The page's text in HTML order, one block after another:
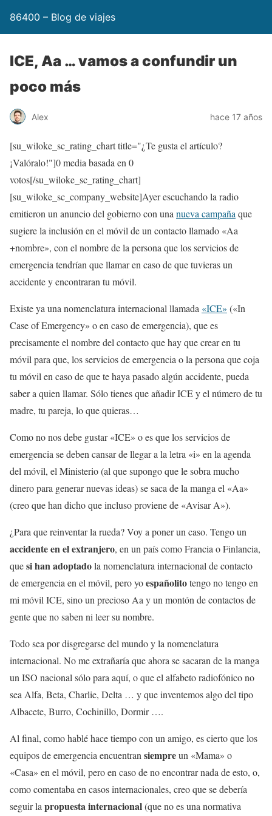
86400 – Blog de viajes
ICE, Aa … vamos a confundir un
poco más
Alex hace 17 años
[su_wiloke_sc_rating_chart title="¿Te gusta el artículo?
¡Valóralo!"]0media basada en 0
votos[/su_wiloke_sc_rating_chart]
[su_wiloke_sc_company_website]Ayer escuchando la radio
emitieron un anuncio del gobierno con una nueva campaña que
sugiere la inclusión en el móvil de un contacto llamado «Aa
+nombre», con el nombre de la persona que los servicios de
emergencia tendrían que llamar en caso de que tuvieras un
accidente y encontraran tu móvil.
Existe ya una nomenclatura internacional llamada «ICE» («In
Case of Emergency» o en caso de emergencia), que es
precisamente el nombre del contacto que hay que crear en tu
móvil para que, los servicios de emergencia o la persona que coja
tu móvil en caso de que te haya pasado algún accidente, pueda
saber a quien llamar. Sólo tienes que añadir ICE y el número de tu
madre, tu pareja, lo que quieras…
Como no nos debe gustar «ICE» o es que los servicios de
emergencia se deben cansar de llegar a la letra «i» en la agenda
del móvil, el Ministerio (al que supongo que le sobra mucho
dinero para generar nuevas ideas) se saca de la manga el «Aa»
(creo que han dicho que incluso proviene de «Avisar A»).
¿Para que reinventar la rueda? Voy a poner un caso. Tengo un
accidente en el extranjero, en un país como Francia o Finlancia,
quesi han adoptadola nomenclatura internacional de contacto
de emergencia en el móvil, pero yoespañolitotengo no tengo en
mi móvil ICE, sino un precioso Aa y un montón de contactos de
gente que no saben ni leer su nombre.
Todo sea por disgregarse del mundo y la nomenclatura
internacional. No me extrañaría que ahora se sacaran de la manga
un ISO nacional sólo para aquí, o que el alfabeto radiofónico no
sea Alfa, Beta, Charlie, Delta … y que inventemos algo del tipo
Albacete, Burro, Cochinillo, Dormir ….
Al final, como hablé hace tiempo con un amigo, es cierto que los
equipos de emergencia encuentran siempreun «Mama» o
«Casa» en el móvil, pero en caso de no encontrar nada de esto, o,
como comentaba en casos internacionales, creo que se debería
seguir la propuesta internacional(que no es una normativa